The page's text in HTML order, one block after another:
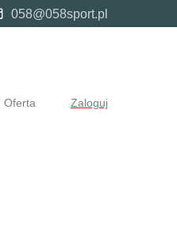
058@058sport.pl
Oferta Zaloguj